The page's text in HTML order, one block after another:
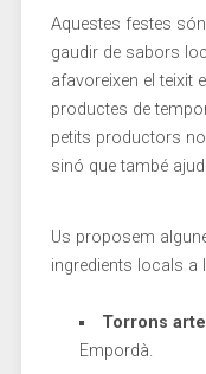
Aquestes festes
‍gaudir de ‌sabors
afavoreixen el teixit
productes de
petits productors⁣
sinó que‍ també
Us⁣ proposem⁢
ingredients‌ locals a
Torrons
Empordà.